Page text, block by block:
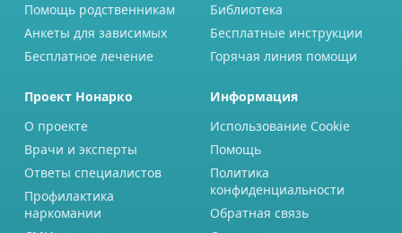
Помощь родственникам
Анкеты для зависимых
Бесплатное лечение
Библиотека
Бесплатные инструкции
Горячая линия помощи
Проект Нонарко
О проекте
Врачи и эксперты
Ответы специалистов
Профилактика
наркомании
Информация
Использование Cookie
Помощь
Политика
конфиденциальности
Обратная связь